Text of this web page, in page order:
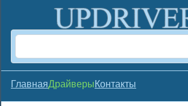
ГлавнаяДрайверыКонтакты